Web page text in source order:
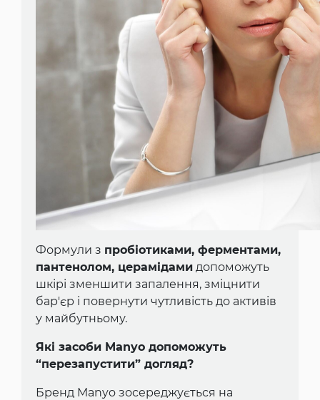
Формули з пробіотиками, ферментами,
пантенолом, церамідами допоможуть
шкірі зменшити запалення, зміцнити
бар'єр і повернути чутливість до активів
у майбутньому.
Які засоби Manyo допоможуть
“перезапустити” догляд?
Бренд Manyo зосереджується на